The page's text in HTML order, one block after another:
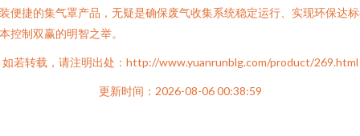
便捷的集气罩产品，无疑是确保废气收集系统稳定运行、实现环保达
控制双赢的明智之举。
如若转载，请注明出处：http://www.yuanrunblg.com/product/269.html
更新时间：2026-08-06 00:38:59